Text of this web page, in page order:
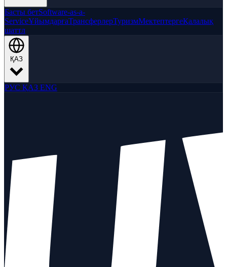
Басты бетSoftware-as-a-
ServiceҰйымдарғаТрансферлерТуризмМектептергеҚалалық
шаттл
ҚАЗ
РУС ҚАЗ ENG